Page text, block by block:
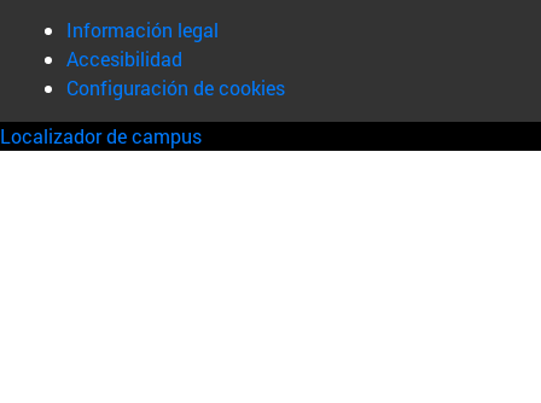
Información legal
Accesibilidad
Configuración de cookies
Localizador de campus